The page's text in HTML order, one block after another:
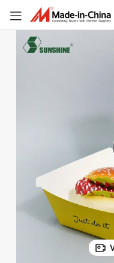
palomitas, perrito
Impresión de empaques de